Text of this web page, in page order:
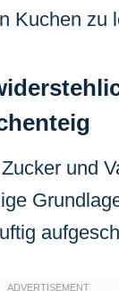
Kuchen zu
und